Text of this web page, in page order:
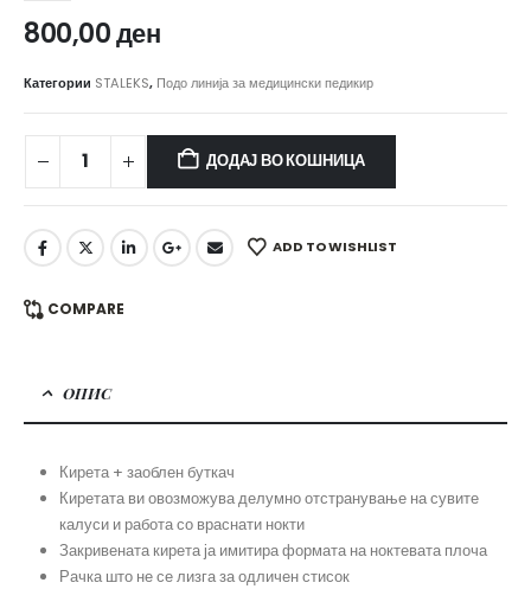
800,00ден
Категории STALEKS, Подо линија за медицински педикир
ДОДАЈ ВО КОШНИЦА
ADD TO WISHLIST
COMPARE
ОПИС
Кирета + заоблен буткач
Киретата ви овозможува делумно отстранување на сувите
калуси и работа со враснати нокти
Закривената кирета ја имитира формата на ноктевата плоча
Рачка што не се лизга за одличен стисок